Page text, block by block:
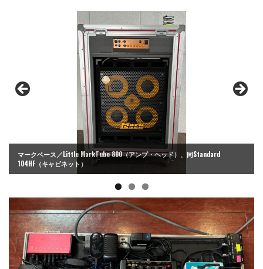
マークベース／Little MarkTube 800（アンプ・ヘッド）、同Standard
104HF（キャビネット）